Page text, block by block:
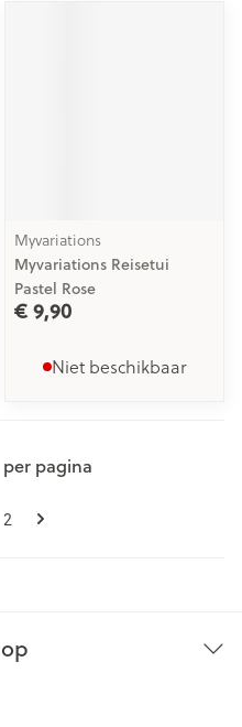
Myvariations
Myvariations Reisetui
Pastel Rose
€ 9,90
Niet beschikbaar
Pagina'smomenteel pagina
Pagina
2
per pagina